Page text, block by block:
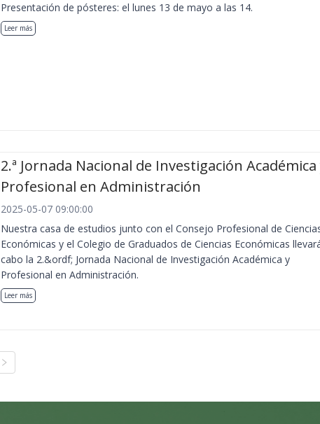
Presentación de pósteres: el lunes 13 de mayo a las 14.
Leer más
2.ª Jornada Nacional de Investigación Académica
Profesional en Administración
2025-05-07 09:00:00
Nuestra casa de estudios junto con el Consejo Profesional de
Económicas y el Colegio de Graduados de Ciencias Económicas
cabo la 2.&ordf; Jornada Nacional de Investigación Académica y
Profesional en Administración.
Leer más